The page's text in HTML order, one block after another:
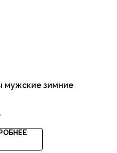
мужские зимние